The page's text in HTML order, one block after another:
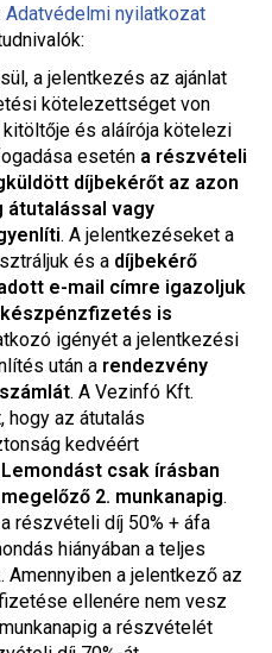
Adatvédelmi nyilatkozat
a jelentkezés az ajánlat
kötelezettséget von
és aláírója kötelezi
esetén a részvételi
díjbekérőt az azon
átutalással vagy
. A jelentkezéseket a
és a díjbekérő
e-mail címre igazoljuk
készpénzfizetés is
igényét a jelentkezési
után a rendezvény
. A Vezinfó Kft.
az átutalás
kedvéért
Lemondást csak írásban
2. munkanapig.
részvételi díj 50% + áfa
hiányában a teljes
a jelentkező az
ellenére nem vesz
a részvételét